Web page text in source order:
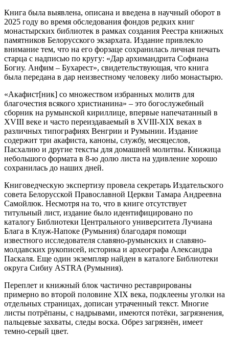
Книга была выявлена, описана и введена в научный оборот в
2025 году во время обследования фондов редких книг
монастырских библиотек в рамках создания Реестра книжных
памятников Белорусского экзархата. Издание привлекло
внимание тем, что на его форзаце сохранилась личная печать
старца с надписью по кругу: «Дар архимандрита Софиана
Богиу. Анфим – Бухарест», свидетельствующая, что книга
была передана в дар неизвестному человеку либо монастырю.
«Акафист[ник] со множеством избранных молитв для
благочестия всякого христианина» – это богослужебный
сборник на румынской кириллице, впервые напечатанный в
XVIII веке и часто переиздаваемый в XVIII-XIX веках в
различных типографиях Венгрии и Румынии. Издание
содержит три акафиста, каноны, службу, месяцеслов,
Пасхалию и другие тексты для домашней молитвы. Книжица
небольшого формата в 8-ю долю листа на удивление хорошо
сохранилась до наших дней.
Книговедческую экспертизу провела секретарь Издательского
совета Белорусской Православной Церкви Тамара Андреевна
Самойлюк. Несмотря на то, что в книге отсутствует
титульный лист, издание было идентифицировано по
каталогу Библиотеки Центрального университета Лучиана
Блага в Клуж-Напоке (Румыния) благодаря помощи
известного исследователя славяно-румынских и славяно-
молдавских рукописей, историка и археографа Александра
Паскаля. Еще один экземпляр найден в каталоге Библиотеки
округа Сибиу ASTRA (Румыния).
Переплет и книжный блок частично реставрированы
примерно во второй половине XIX века, подклеены уголки на
отдельных страницах, дописан утраченный текст. Многие
листы потрёпаны, с надрывами, имеются потёки, загрязнения,
пальцевые захваты, следы воска. Обрез загрязнён, имеет
темно-серый цвет.